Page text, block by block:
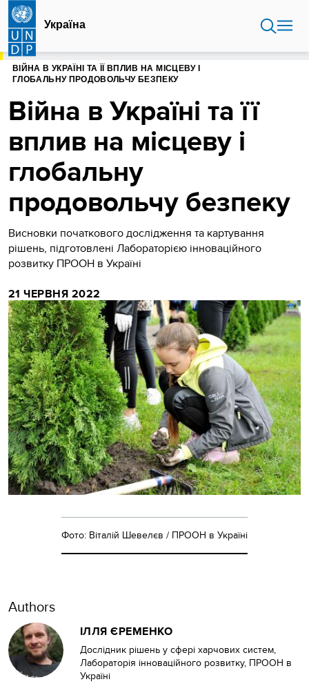
Перейти
основного
вмісту
Україна
ГОЛОВНА
ВІЙНА В УКРАЇНІ ТА ЇЇ ВПЛИВ НА МІСЦЕВУ І
ГЛОБАЛЬНУ ПРОДОВОЛЬЧУ БЕЗПЕКУ
Війна в Україні та її
вплив на місцеву і
глобальну
продовольчу безпеку
Висновки початкового дослідження та картування
рішень, підготовлені Лабораторією інноваційного
розвитку ПРООН в Україні
21 ЧЕРВНЯ 2022
Фото: Віталій Шевелєв / ПРООН в Україні
Authors
ІЛЛЯ ЄРЕМЕНКО
Дослідник рішень у сфері харчових систем,
Лабораторія інноваційного розвитку, ПРООН в
Україні